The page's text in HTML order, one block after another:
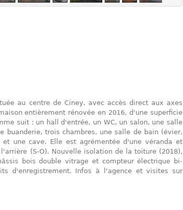
au centre de Ciney, avec accès direct aux axes
entièrement rénovée en 2016, d'une superficie
suit : un hall d'entrée, un WC, un salon, une salle
buanderie, trois chambres, une salle de bain (évier,
une cave. Elle est agrémentée d'une véranda et
(S-O). Nouvelle isolation de la toiture (2018),
bois double vitrage et compteur électrique bi-
d'enregistrement. Infos à l'agence et visites sur